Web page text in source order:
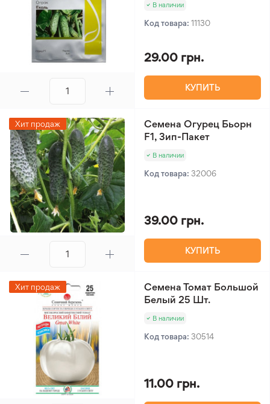
В наличии
Код товара: 11130
29.00 грн.
КУПИТЬ
Хит продаж
Семена Огурец Бьорн
F1, Зип-Пакет
В наличии
Код товара: 32006
39.00 грн.
КУПИТЬ
Хит продаж
Семена Томат Большой
Белый 25 Шт.
В наличии
Код товара: 30514
11.00 грн.